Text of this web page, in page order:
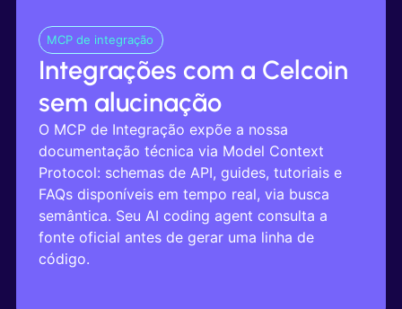
MCP de integração
Integrações com a Celcoin
sem alucinação
O MCP de Integração expõe a nossa
documentação técnica via Model Context
Protocol: schemas de API, guides, tutoriais e
FAQs disponíveis em tempo real, via busca
semântica. Seu AI coding agent consulta a
fonte oficial antes de gerar uma linha de
código.